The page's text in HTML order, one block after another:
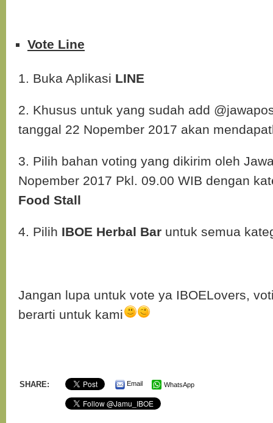
Vote Line
1. Buka Aplikasi LINE
2. Khusus untuk yang sudah add
tanggal 22 Nopember 2017 akan
3. Pilih bahan voting yang dikirim oleh
Nopember 2017 Pkl. 09.00 WIB dengan
Food Stall
4. Pilih IBOE Herbal Bar untuk semua
Jangan lupa untuk vote ya IBOELovers,
berarti untuk kami
SHARE: Email WhatsApp